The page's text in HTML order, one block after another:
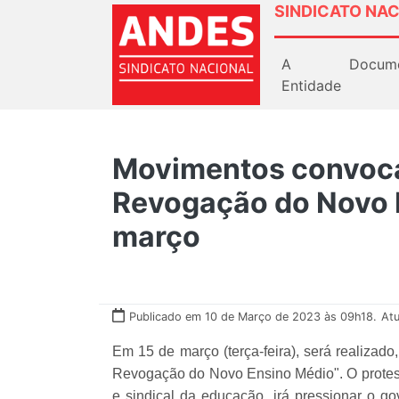
SINDICATO
A
Entidade
Movimentos
Revogação do
março
Publicado em 10 de Março de 2023 às 09h18.
Em 15 de março (terça-feira), será
Revogação do Novo Ensino Médio". O
e sindical da educação, irá pressionar o